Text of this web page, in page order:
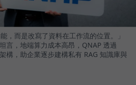
，而是改寫了資料在工作流的位置。」
言，地端算力成本高昂，QNAP 透過
構，助企業逐步建構私有 RAG 知識庫與